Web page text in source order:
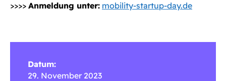
>>>> Anmeldung unter: mobility-startup-day.de
Datum:
29. November 2023